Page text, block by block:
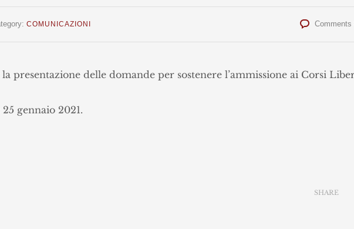
COMUNICAZIONI Comments
presentazione delle domande per sostenere l’ammissione ai Corsi
gennaio 2021.
SHARE